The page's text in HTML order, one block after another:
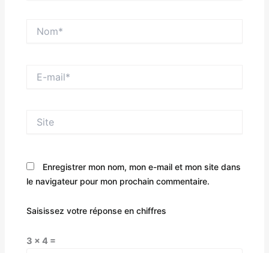
mail*
Enregistrer mon nom, mon e-mail et mon site dans
le navigateur pour mon prochain commentaire.
Saisissez votre réponse en chiffres
3 × 4 =